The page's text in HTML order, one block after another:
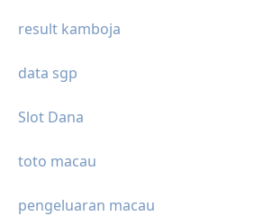
result kamboja
data sgp
Slot Dana
toto macau
pengeluaran macau